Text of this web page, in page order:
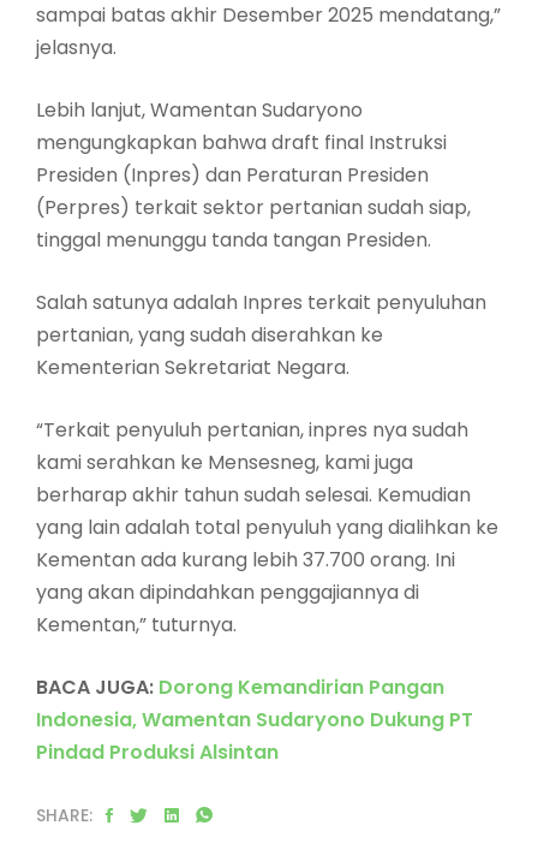
sampai batas akhir Desember 2025 mendatang,”
jelasnya.
Lebih lanjut, Wamentan Sudaryono
mengungkapkan bahwa draft final Instruksi
Presiden (Inpres) dan Peraturan Presiden
(Perpres) terkait sektor pertanian sudah siap,
tinggal menunggu tanda tangan Presiden.
Salah satunya adalah Inpres terkait penyuluhan
pertanian, yang sudah diserahkan ke
Kementerian Sekretariat Negara.
“Terkait penyuluh pertanian, inpres nya sudah
kami serahkan ke Mensesneg, kami juga
berharap akhir tahun sudah selesai. Kemudian
yang lain adalah total penyuluh yang dialihkan ke
Kementan ada kurang lebih 37.700 orang. Ini
yang akan dipindahkan penggajiannya di
Kementan,” tuturnya.
BACA JUGA: Dorong Kemandirian Pangan
Indonesia, Wamentan Sudaryono Dukung PT
Pindad Produksi Alsintan
SHARE: